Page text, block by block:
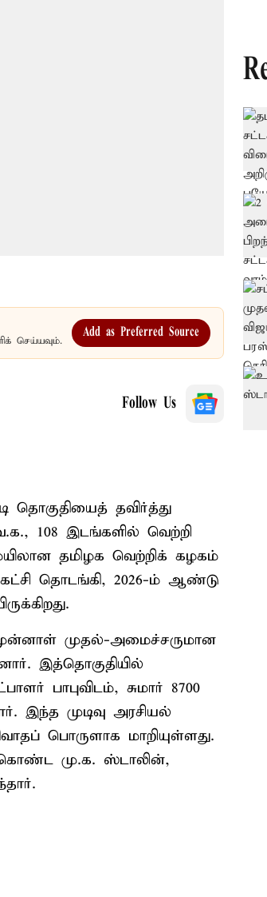
செய்யவும்.
Add as Preferred Source
Follow Us
தொகுதியைத் தவிர்த்து
108 இடங்களில் வெற்றி
தமிழக வெற்றிக் கழகம்
தொடங்கி, 2026-ம் ஆண்டு
முதல்-அமைச்சருமான
இத்தொகுதியில்
பாபுவிடம், சுமார் 8700
இந்த முடிவு அரசியல்
பொருளாக மாறியுள்ளது.
மு.க. ஸ்டாலின்,